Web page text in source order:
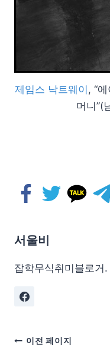
제임스 낙트웨이 , “
머니”(
서울비
잡학무식취미블로거
이전 페이지